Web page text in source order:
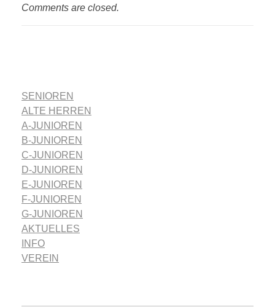
Comments are closed.
SENIOREN
ALTE HERREN
A-JUNIOREN
B-JUNIOREN
C-JUNIOREN
D-JUNIOREN
E-JUNIOREN
F-JUNIOREN
G-JUNIOREN
AKTUELLES
INFO
VEREIN